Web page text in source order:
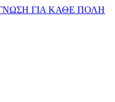
ΓΙΑ ΚΑΘΕ ΠΟΛΗ